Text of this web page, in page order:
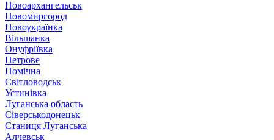
Новоархангельськ
Новомиргород
Новоукраїнка
Вільшанка
Онуфріївка
Петрове
Помічна
Світловодськ
Устинівка
Луганська область
Сіверськодонецьк
Станиця Луганська
Алчевськ